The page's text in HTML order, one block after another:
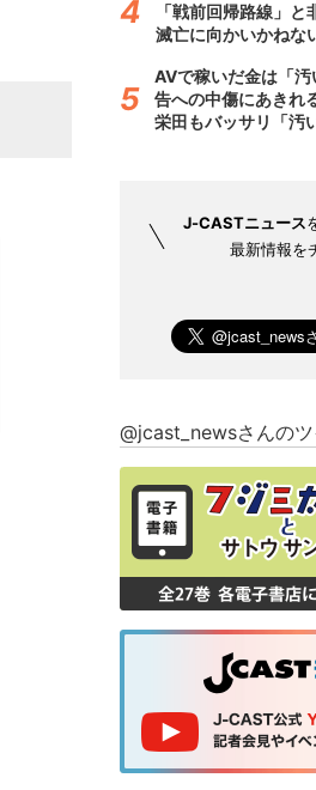
「戦前回帰路線」
滅亡に向かいかねな
AVで稼いだ金は「
告への中傷にあきれ
栄田もバッサリ「汚
J-CASTニュース
最新情報を
@jcast_newsさんのツ